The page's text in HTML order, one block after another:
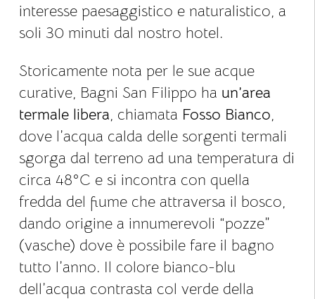
interesse paesaggistico e naturalistico, a
soli 30 minuti dal nostro hotel.
Storicamente nota per le sue acque
curative, Bagni San Filippo ha un’area
termale libera, chiamata Fosso Bianco,
dove l’acqua calda delle sorgenti termali
sgorga dal terreno ad una temperatura di
circa 48°C e si incontra con quella
fredda del fiume che attraversa il bosco,
dando origine a innumerevoli “pozze”
(vasche) dove è possibile fare il bagno
tutto l’anno. Il colore bianco-blu
dell’acqua contrasta col verde della